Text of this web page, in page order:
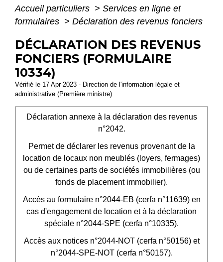
Accueil particuliers > Services en ligne et
formulaires > Déclaration des revenus fonciers
DÉCLARATION DES REVENUS
FONCIERS (FORMULAIRE
10334)
Vérifié le 17 Apr 2023 - Direction de l'information légale et
administrative (Première ministre)
Déclaration annexe à la déclaration des revenus
n°2042.
Permet de déclarer les revenus provenant de la
location de locaux non meublés (loyers, fermages)
ou de certaines parts de sociétés immobilières (ou
fonds de placement immobilier).
Accès au formulaire n°2044-EB (cerfa n°11639) en
cas d'engagement de location et à la déclaration
spéciale n°2044-SPE (cerfa n°10335).
Accès aux notices n°2044-NOT (cerfa n°50156) et
n°2044-SPE-NOT (cerfa n°50157).